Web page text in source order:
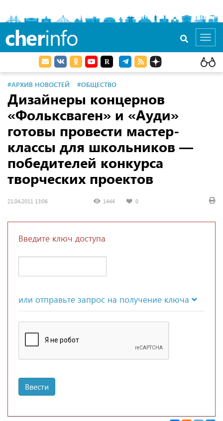
cherinfo
#АРХИВ НОВОСТЕЙ #ОБЩЕСТВО
Дизайнеры концернов
«Фольксваген» и «Ауди»
готовы провести мастер-
классы для школьников —
победителей конкурса
творческих проектов
21.04.2011 13:06 1444 0
Введите ключ доступа
или отправьте запрос на получение ключа
Ввести